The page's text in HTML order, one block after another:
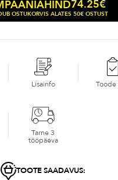
74.25€
OSTUKORVIS ALATES 50€ OSTUST
Lisainfo Toode
Tarne 3
tööpäeva
TOOTE SAADAVUS: